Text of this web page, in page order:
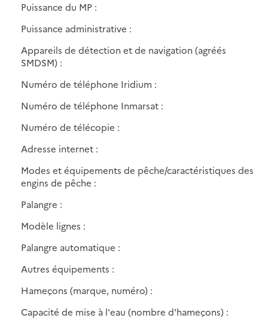
Puissance du MP :
Puissance administrative :
Appareils de détection et de navigation (agréés
SMDSM) :
Numéro de téléphone Iridium :
Numéro de téléphone Inmarsat :
Numéro de télécopie :
Adresse internet :
Modes et équipements de pêche/caractéristiques des
engins de pêche :
Palangre :
Modèle lignes :
Palangre automatique :
Autres équipements :
Hameçons (marque, numéro) :
Capacité de mise à l'eau (nombre d'hameçons) :